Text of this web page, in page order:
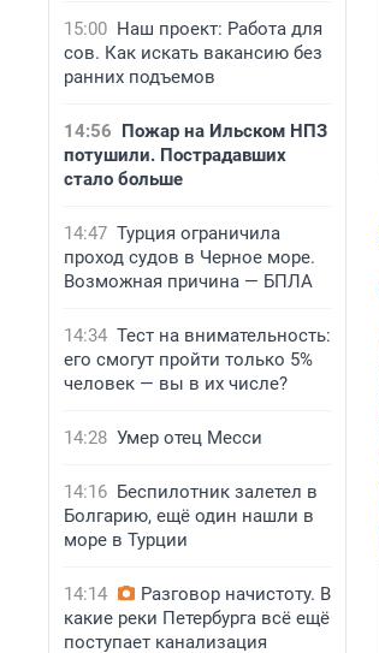
15:00 Наш проект: Работа для
сов. Как искать вакансию без
ранних подъемов
14:56 Пожар на Ильском НПЗ
потушили. Пострадавших
стало больше
14:47 Турция ограничила
проход судов в Черное море.
Возможная причина — БПЛА
14:34 Тест на внимательность:
его смогут пройти только 5%
человек — вы в их числе?
14:28 Умер отец Месси
14:16 Беспилотник залетел в
Болгарию, ещё один нашли в
море в Турции
14:14
Разговор начистоту. В
какие реки Петербурга всё ещё
поступает канализация